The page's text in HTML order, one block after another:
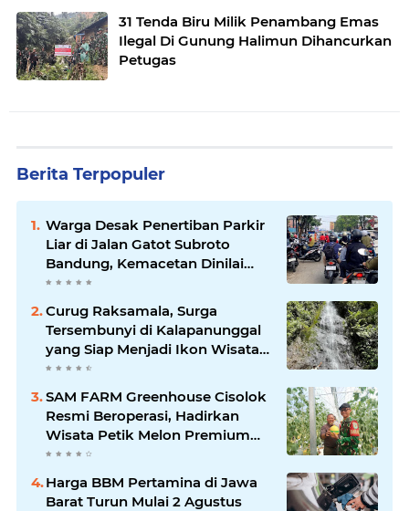
31 Tenda Biru Milik Penambang Emas
Ilegal Di Gunung Halimun Dihancurkan
Petugas
Berita Terpopuler
Warga Desak Penertiban Parkir
Liar di Jalan Gatot Subroto
Bandung, Kemacetan Dinilai
Makin Mengkhawatirkan
Curug Raksamala, Surga
Tersembunyi di Kalapanunggal
yang Siap Menjadi Ikon Wisata
Alam Baru Kabupaten
SAM FARM Greenhouse Cisolok
Resmi Beroperasi, Hadirkan
Wisata Petik Melon Premium
dan Edukasi Pertanian Modern
Harga BBM Pertamina di Jawa
Barat Turun Mulai 2 Agustus